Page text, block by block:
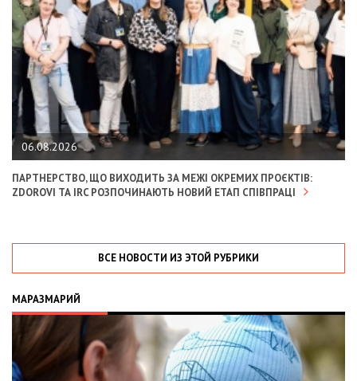
06.08.2026
ПАРТНЕРСТВО, ЩО ВИХОДИТЬ ЗА МЕЖІ ОКРЕМИХ ПРОЄКТІВ:
ZDOROVI ТА IRC РОЗПОЧИНАЮТЬ НОВИЙ ЕТАП СПІВПРАЦІ
ВСЕ НОВОСТИ ИЗ ЭТОЙ РУБРИКИ
МАРАЗМАРИЙ